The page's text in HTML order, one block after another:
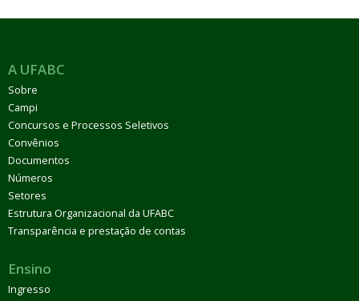
A UFABC
Sobre
Campi
Concursos e Processos Seletivos
Convênios
Documentos
Números
Setores
Estrutura Organizacional da UFABC
Transparência e prestação de contas
Ensino
Ingresso